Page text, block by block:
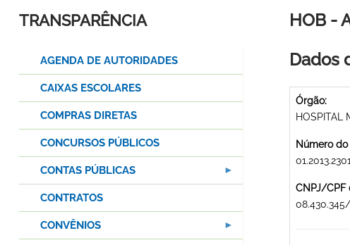
de
HOB -
Dados
Órgão:
HOSPITAL
Número
CNPJ/CPF
TRANSPARÊNCIA
AGENDA DE AUTORIDADES
CAIXAS ESCOLARES
COMPRAS DIRETAS
CONCURSOS PÚBLICOS
CONTAS PÚBLICAS
CONTRATOS
CONVÊNIOS